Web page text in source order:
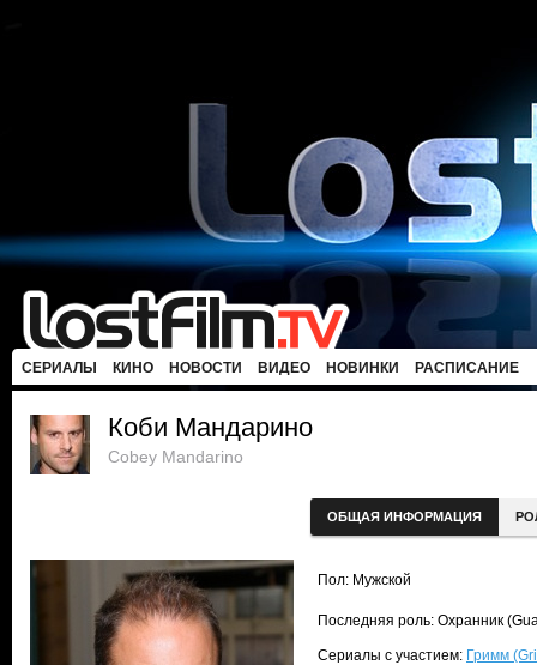
СЕРИАЛЫ КИНО НОВОСТИ ВИДЕО НОВИНКИ РАСПИСАНИЕ
Коби Мандарино
Cobey Mandarino
ОБЩАЯ ИНФОРМАЦИЯ
Пол: Мужской
Последняя роль: Охранник
Сериалы с участием: Гримм